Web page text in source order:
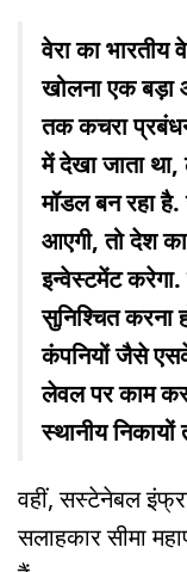
वेरा का
खोलना एक बड़ा
तक कचरा
में देखा जाता
मॉडल बन रहा
आएगी, तो देश
इन्वेस्टमेंट
सुनिश्चित करना
कंपनियों जैसे
लेवल पर काम
स्थानीय
वहीं, सस्टेनेबल
सलाहकार सीमा